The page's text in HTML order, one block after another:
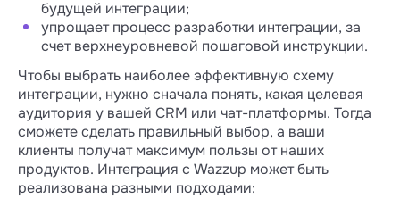
будущей интеграции;
упрощает процесс разработки интеграции, за
счет верхнеуровневой пошаговой инструкции.
Чтобы выбрать наиболее эффективную схему
интеграции, нужно сначала понять, какая целевая
аудитория у вашей CRM или чат-платформы. Тогда
сможете сделать правильный выбор, а ваши
клиенты получат максимум пользы от наших
продуктов. Интеграция с Wazzup может быть
реализована разными подходами: